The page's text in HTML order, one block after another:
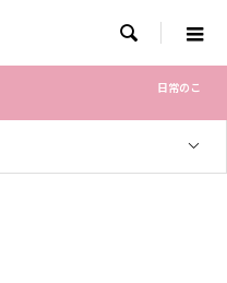

こと、 日常のこ